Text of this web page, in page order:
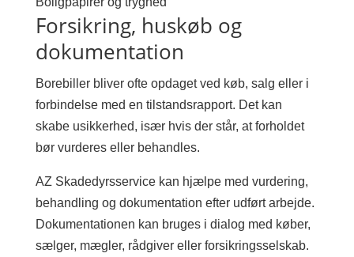
Forsikring, huskøb og
dokumentation
Borebiller bliver ofte opdaget ved køb, salg eller i
forbindelse med en tilstandsrapport. Det kan
skabe usikkerhed, især hvis der står, at forholdet
bør vurderes eller behandles.
AZ Skadedyrsservice kan hjælpe med vurdering,
behandling og dokumentation efter udført arbejde.
Dokumentationen kan bruges i dialog med køber,
sælger, mægler, rådgiver eller forsikringsselskab.